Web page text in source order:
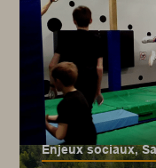
Enjeux sociaux,